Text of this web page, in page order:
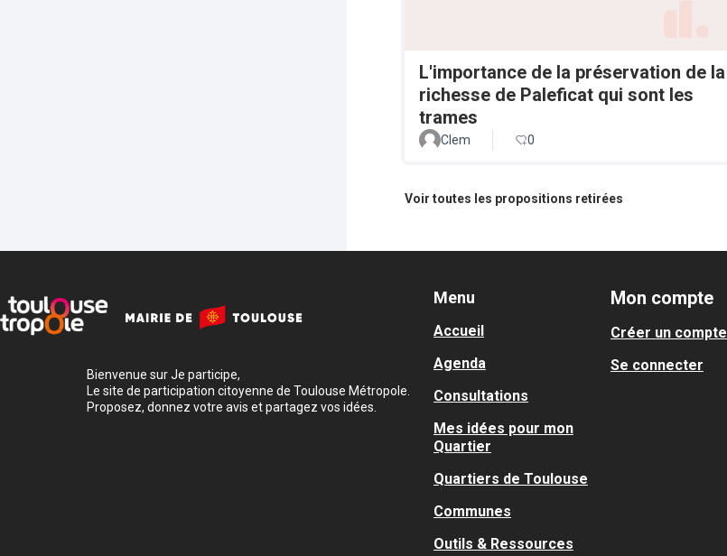
L'importance de la préservation de la
richesse de Paleficat qui sont les
trames
Clem 0
Voir toutes les propositions retirées
Bienvenue sur Je participe,
Le site de participation citoyenne de Toulouse Métropole.
Proposez, donnez votre avis et partagez vos idées.
Menu
Accueil
Agenda
Consultations
Mes idées pour mon
Quartier
Quartiers de Toulouse
Communes
Outils & Ressources
Mon compte
Créer un compte
Se connecter